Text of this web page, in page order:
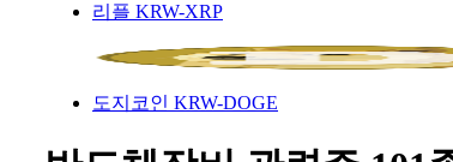
리플 KRW-XRP
도지코인 KRW-DOGE